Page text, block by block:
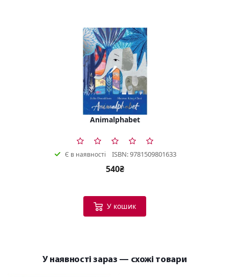
Animalphabet
Є в наявності ISBN: 9781509801633
540₴
У кошик
У наявності зараз — схожі товари